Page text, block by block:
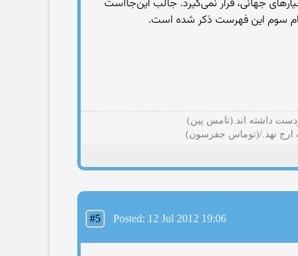
جهانی، قرار نمی‌‌گیرد. جالب این‌‌جااست
سوم این فهرست ذکر شده است.
داشته اند.(تامس پین)
ارج نهد./(توماس جفرسون)
#5 Posted: 12 Jul 2012 19:06